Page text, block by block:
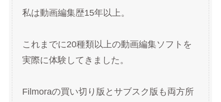
私は動画編集歴15年以上。
これまでに20種類以上の動画編集ソフトを
実際に体験してきました。
Filmoraの買い切り版とサブスク版も両方所